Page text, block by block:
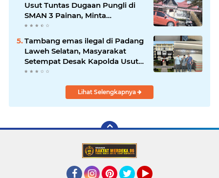
Usut Tuntas Dugaan Pungli di
SMAN 3 Painan, Minta
Inspektorat Sumbar Lakukan
Pemeriksaan
Tambang emas ilegal di Padang
Laweh Selatan, Masyarakat
Setempat Desak Kapolda Usut
Tuntas
Lihat Selengkapnya